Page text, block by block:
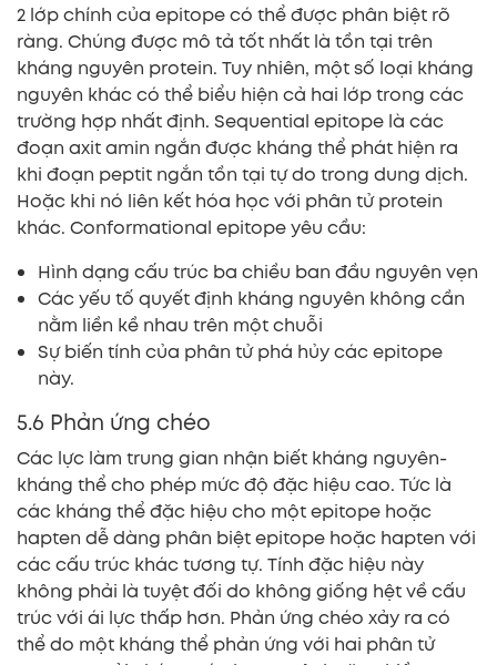
2 lớp chính của epitope có thể được phân biệt rõ
ràng. Chúng được mô tả tốt nhất là tồn tại trên
kháng nguyên protein. Tuy nhiên, một số loại kháng
nguyên khác có thể biểu hiện cả hai lớp trong các
trường hợp nhất định. Sequential epitope là các
đoạn axit amin ngắn được kháng thể phát hiện ra
khi đoạn peptit ngắn tồn tại tự do trong dung dịch.
Hoặc khi nó liên kết hóa học với phân tử protein
khác. Conformational epitope yêu cầu:
Hình dạng cấu trúc ba chiều ban đầu nguyên vẹn
Các yếu tố quyết định kháng nguyên không cần
nằm liền kề nhau trên một chuỗi
Sự biến tính của phân tử phá hủy các epitope
này.
5.6 Phản ứng chéo
Các lực làm trung gian nhận biết kháng nguyên-
kháng thể cho phép mức độ đặc hiệu cao. Tức là
các kháng thể đặc hiệu cho một epitope hoặc
hapten dễ dàng phân biệt epitope hoặc hapten với
các cấu trúc khác tương tự. Tính đặc hiệu này
không phải là tuyệt đối do không giống hệt về cấu
trúc với ái lực thấp hơn. Phản ứng chéo xảy ra có
thể do một kháng thể phản ứng với hai phân tử